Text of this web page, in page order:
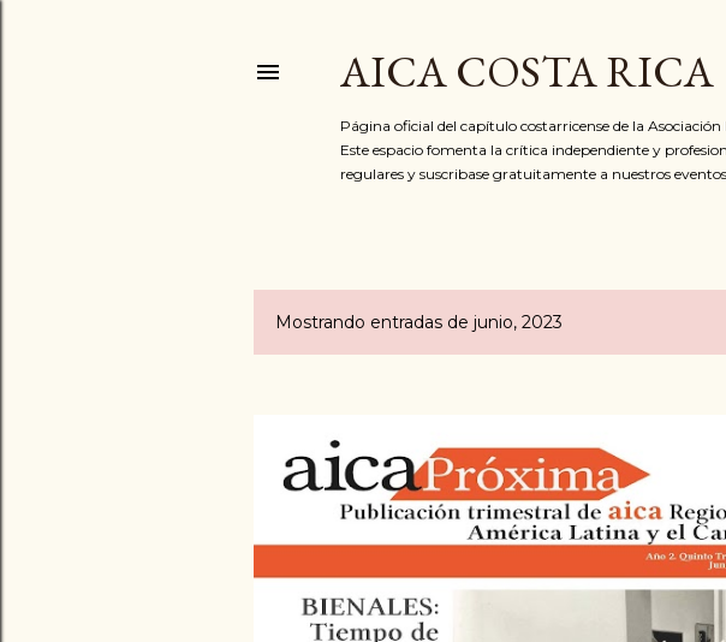
AICA COSTA RICA
Página oficial del capítulo costarricense de la
Este espacio fomenta la crítica independiente y
regulares y suscribase gratuitamente a nuestros
E
a
d
Mostrando entradas de junio, 2023